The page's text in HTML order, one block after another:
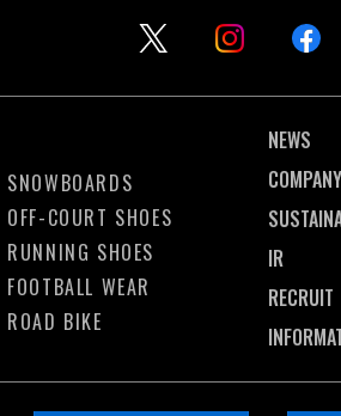
SNOWBOARDS
OFF-COURT SHOES
RUNNING SHOES
FOOTBALL WEAR
ROAD BIKE
NEWS
COMPANY
IR
RECRUIT